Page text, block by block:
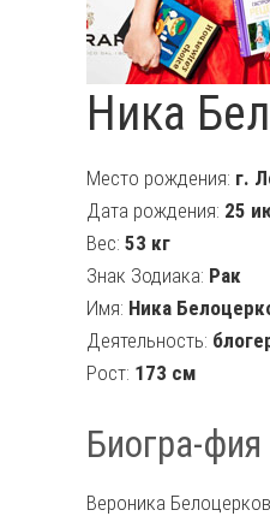
Ника
Место рождения: г.
Дата рождения: 25
Вес: 53 кг
Знак Зодиака: Рак
Имя: Ника
Деятельность:
Рост: 173 см
Биогра-
Вероника